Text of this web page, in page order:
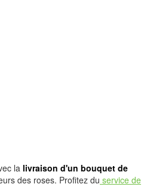
la livraison d'un bouquet de
des roses. Profitez du service de